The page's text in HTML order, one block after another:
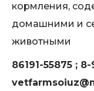
кормления,
домашними и
животными
86191-55875 ;